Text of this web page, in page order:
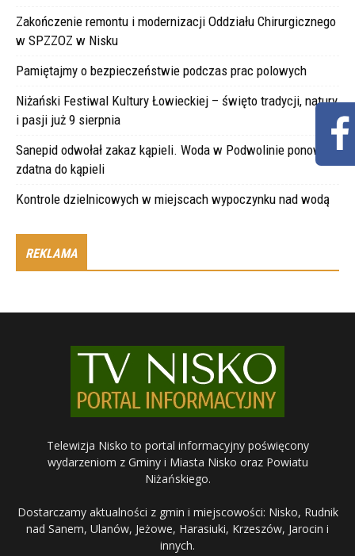
Zakończenie remontu i modernizacji Oddziału Chirurgicznego
w SPZZOZ w Nisku
Pamiętajmy o bezpieczeństwie podczas prac polowych
Niżański Festiwal Kultury Łowieckiej – święto tradycji, natury
i pasji już 9 sierpnia
Sanepid odwołał zakaz kąpieli. Woda w Podwolinie ponownie
zdatna do kąpieli
Kontrole dzielnicowych w miejscach wypoczynku nad wodą
REKLAMA
Telewizja Nisko to portal informacyjny poświęcony
wydarzeniom z Gminy i Miasta Nisko oraz Powiatu
Niżańskiego.
Dostarczamy aktualności z gmin i miejscowości: Nisko, Rudnik
nad Sanem, Ulanów, Jeżowe, Harasiuki, Krzeszów, Jarocin i
innych.